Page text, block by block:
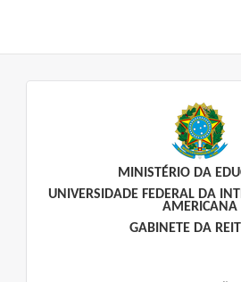
MINISTÉRIO DA
UNIVERSIDADE FEDERAL DA
AMERICANA
GABINETE DA